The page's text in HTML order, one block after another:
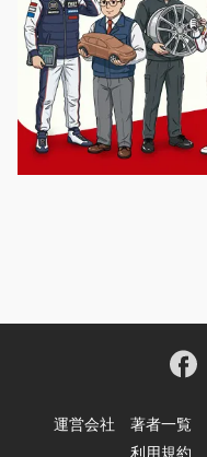
運営会社 著者一覧
利用規約